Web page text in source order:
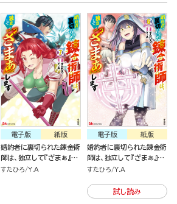
紙版
電子版
婚約者に裏切られた錬金術
師は、独立して『ざまぁ』し
ます（7）
すたひろ Y.A
紙版
電子版
婚約者に裏切られた錬金術
師は、独立して『ざまぁ』し
ます（6）
すたひろ Y.A
試し読み